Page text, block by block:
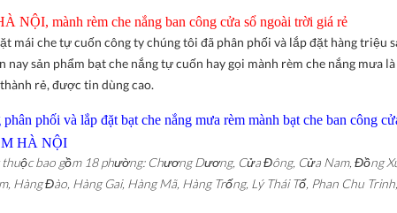
mành rèm che nắng ban công cửa sổ ngoài trời giá rẻ
che tự cuốn công ty chúng tôi đã phân phối và lắp đặt hàng triệu
sản phẩm bạt che nắng tự cuốn hay gọi mành rèm che nắng mưa
rẻ, được tin dùng cao.
phối và lắp đặt bạt che nắng mưa rèm mành bạt che ban công
HÀ NỘI
bao gồm 18 phường: Chương Dương, Cửa Đông, Cửa Nam, Đồng
Hàng Đào, Hàng Gai, Hàng Mã, Hàng Trống, Lý Thái Tổ, Phan Chu